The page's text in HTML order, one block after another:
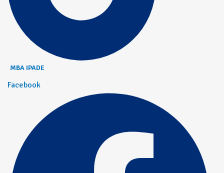
MBA IPADE
Facebook